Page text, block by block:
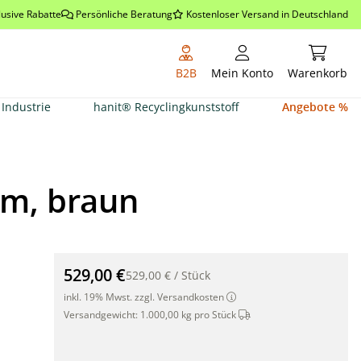
Rabatte Persönliche Beratung Kostenloser Versand in Deutschland
B2B Mein Konto Warenkorb
Industrie hanit® Recyclingkunststoff Angebote %
braun
hanit® Gartenbank Piccadilly 1, 150 x 65 x 80cm,
529,00 €529,00 € / Stück
inkl. 19% Mwst. zzgl. Versandkosten
Versandgewicht: 1.000,00 kg pro Stück Dieser Artikel wird per